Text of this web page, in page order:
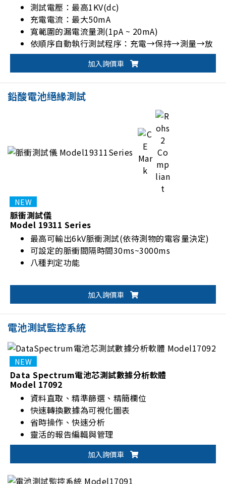
測試電壓：最高1KV(dc)
充電電流：最大50mA
寬範圍的漏電流量測(1pA ~ 20mA)
依順序自動執行測試程序：充電→保持→測量→放
電
加入詢價車
鉛酸電池絕緣測試
脈衝測試儀
Model 19311 Series
最高可輸出6kV脈衝測試(依待測物的電容量決定)
可設定的脈衝間隔時間30ms~3000ms
八種判定功能
加入詢價車
電池測試監控系統
Data Spectrum電池芯測試數據分析軟體
Model 17092
資料直取、精準篩選、精簡欄位
快速轉換數據為可視化圖表
省時操作、快速分析
靈活的報告編輯與管理
加入詢價車